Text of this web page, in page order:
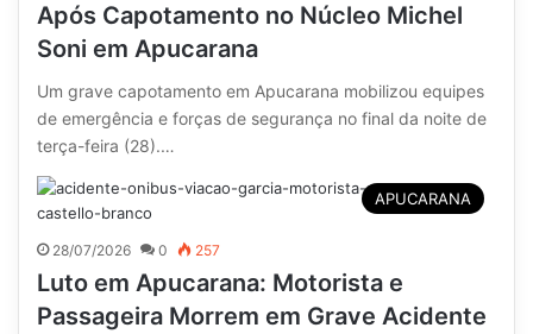
Após Capotamento no Núcleo Michel
Soni em Apucarana
Um grave capotamento em Apucarana mobilizou equipes
de emergência e forças de segurança no final da noite de
terça-feira (28).…
APUCARANA
28/07/2026 0 257
Luto em Apucarana: Motorista e
Passageira Morrem em Grave Acidente